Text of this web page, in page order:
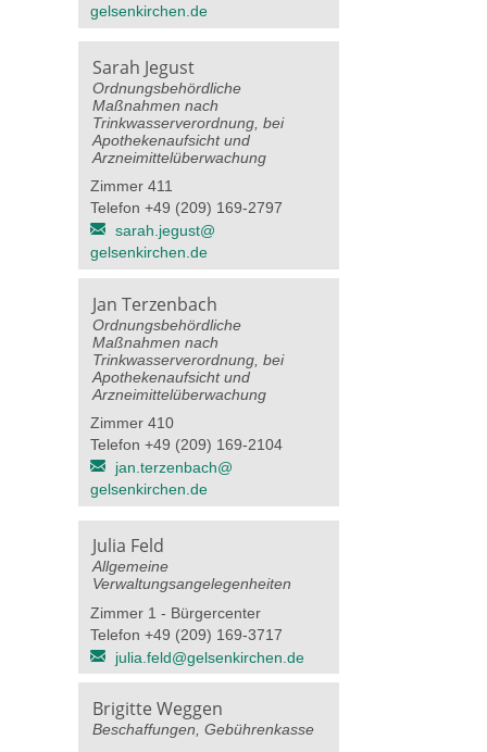
gelsenkirchen.de
Sarah Jegust
Ordnungsbehördliche
Maßnahmen nach
Trinkwasserverordnung, bei
Apothekenaufsicht und
Arzneimittelüberwachung
Zimmer 411
Telefon +49 (209) 169-2797
sarah.jegust@​
gelsenkirchen.de
Jan Terzenbach
Ordnungsbehördliche
Maßnahmen nach
Trinkwasserverordnung, bei
Apothekenaufsicht und
Arzneimittelüberwachung
Zimmer 410
Telefon +49 (209) 169-2104
jan.terzenbach@​
gelsenkirchen.de
Julia Feld
Allgemeine
Verwaltungsangelegenheiten
Zimmer 1 - Bürgercenter
Telefon +49 (209) 169-3717
julia.feld@​gelsenkirchen.de
Brigitte Weggen
Beschaffungen, Gebührenkasse